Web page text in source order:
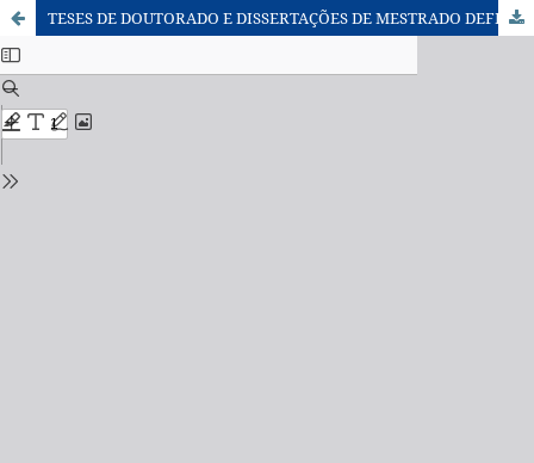
TESES DE DOUTORADO E DISSERTAÇÕES DE MESTRADO DEFENDIDAS